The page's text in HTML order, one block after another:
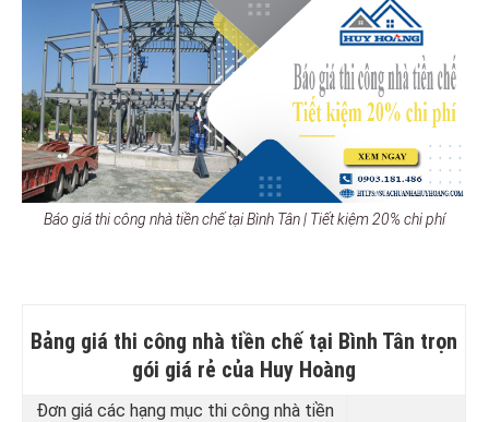
Báo giá thi công nhà tiền chế tại Bình Tân | Tiết kiệm 20% chi phí
Bảng giá thi công nhà tiền chế tại Bình Tân trọn
gói giá rẻ của Huy Hoàng
Đơn giá các hạng mục thi công nhà tiền